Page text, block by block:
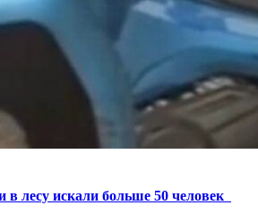
лесу искали больше 50 человек